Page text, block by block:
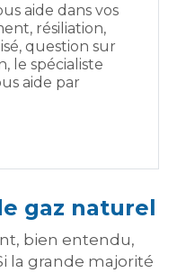
aide dans vos
résiliation,
question sur
le spécialiste
aide par
gaz naturel
bien entendu,
la grande majorité